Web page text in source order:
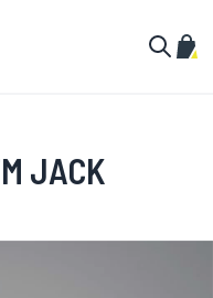
JACK